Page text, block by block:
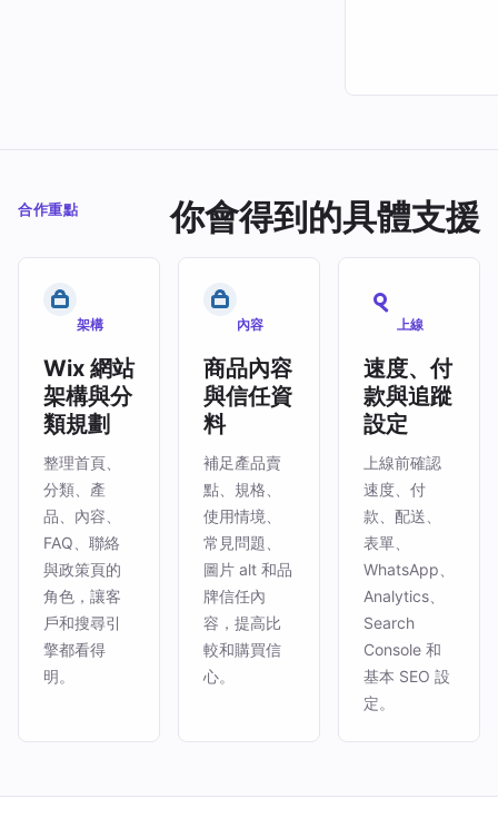
合作重點 你會得到的具體支援
架構
Wix 網站
架構與分
類規劃
整理首頁、
分類、產
品、內容、
FAQ、聯絡
與政策頁的
角色，讓客
戶和搜尋引
擎都看得
明。
內容
商品內容
與信任資
料
補足產品賣
點、規格、
使用情境、
常見問題、
圖片 alt 和品
牌信任內
容，提高比
較和購買信
心。
上線
速度、付
款與追蹤
設定
上線前確認
速度、付
款、配送、
表單、
WhatsApp、
Analytics、
Search
Console 和
基本 SEO 設
定。